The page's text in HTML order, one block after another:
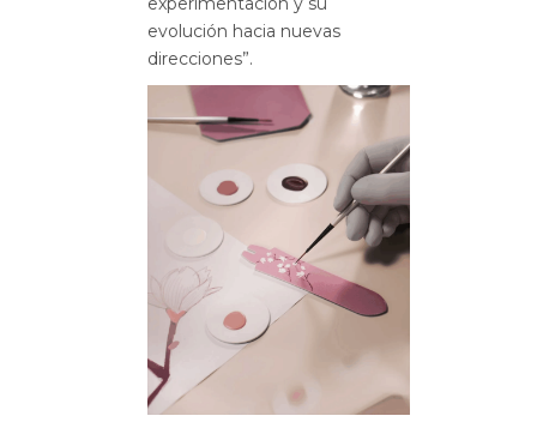
evolución hacia nuevas
direcciones”.